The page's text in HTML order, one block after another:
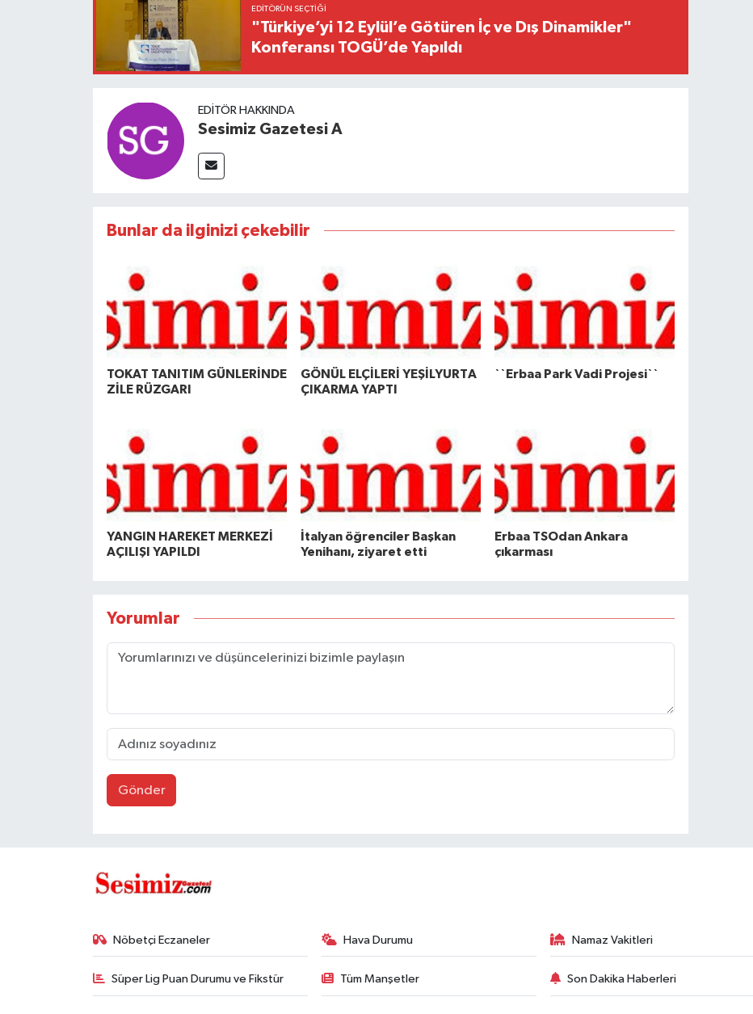
EDITÖRÜN SEÇTIĞI
"Türkiye’yi 12 Eylül’e Götüren İç ve Dış Dinamikler"
Konferansı TOGÜ’de Yapıldı
EDITÖR HAKKINDA
Sesimiz Gazetesi A
Bunlar da ilginizi çekebilir
TOKAT TANITIM GÜNLERİNDE
ZİLE RÜZGARI
GÖNÜL ELÇİLERİ YEŞİLYURTA
ÇIKARMA YAPTI
``Erbaa Park Vadi Projesi``
YANGIN HAREKET MERKEZİ
AÇILIŞI YAPILDI
İtalyan öğrenciler Başkan
Yenihanı, ziyaret etti
Erbaa TSOdan Ankara
çıkarması
Yorumlar
Gönder
Nöbetçi Eczaneler Hava Durumu Namaz Vakitleri
Süper Lig Puan Durumu ve Fikstür Tüm Manşetler Son Dakika Haberleri